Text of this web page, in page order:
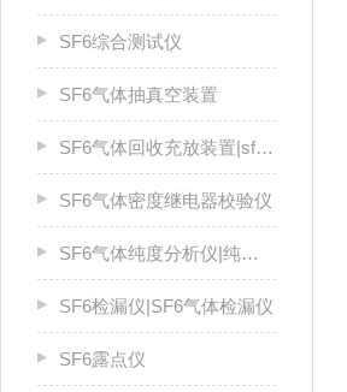
SF6综合测试仪
SF6气体抽真空装置
SF6气体回收充放装置|sf6气体回收装置
SF6气体密度继电器校验仪
SF6气体纯度分析仪|纯度仪
SF6检漏仪|SF6气体检漏仪
SF6露点仪